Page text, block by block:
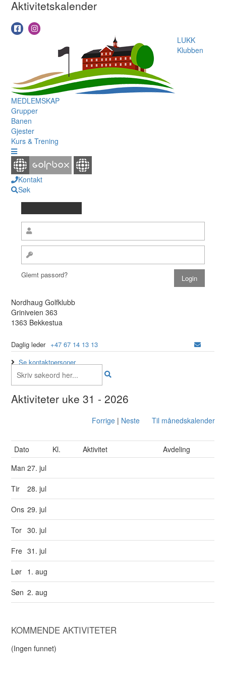
Aktivitetskalender
LUKK
Klubben
MEDLEMSKAP
Grupper
Banen
Gjester
Kurs & Trening
Kontakt
Søk
Glemt passord?
Nordhaug Golfklubb
Griniveien 363
1363 Bekkestua
Daglig leder +47 67 14 13 13
Se kontaktpersoner
Aktiviteter uke 31 - 2026
Forrige| Neste Til månedskalender
Dato Kl. Aktivitet
Avdeling
Man27. jul
Tir 28. jul
Ons 29. jul
Tor 30. jul
Fre 31. jul
Lør 1. aug
Søn 2. aug
KOMMENDE AKTIVITETER
(Ingen funnet)